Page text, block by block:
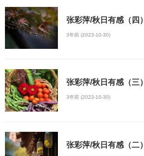
张彩萍/秋日有感（四）
3年前 (2023-10-30)
张彩萍/秋日有感（三）
3年前 (2023-10-30)
张彩萍/秋日有感（二）